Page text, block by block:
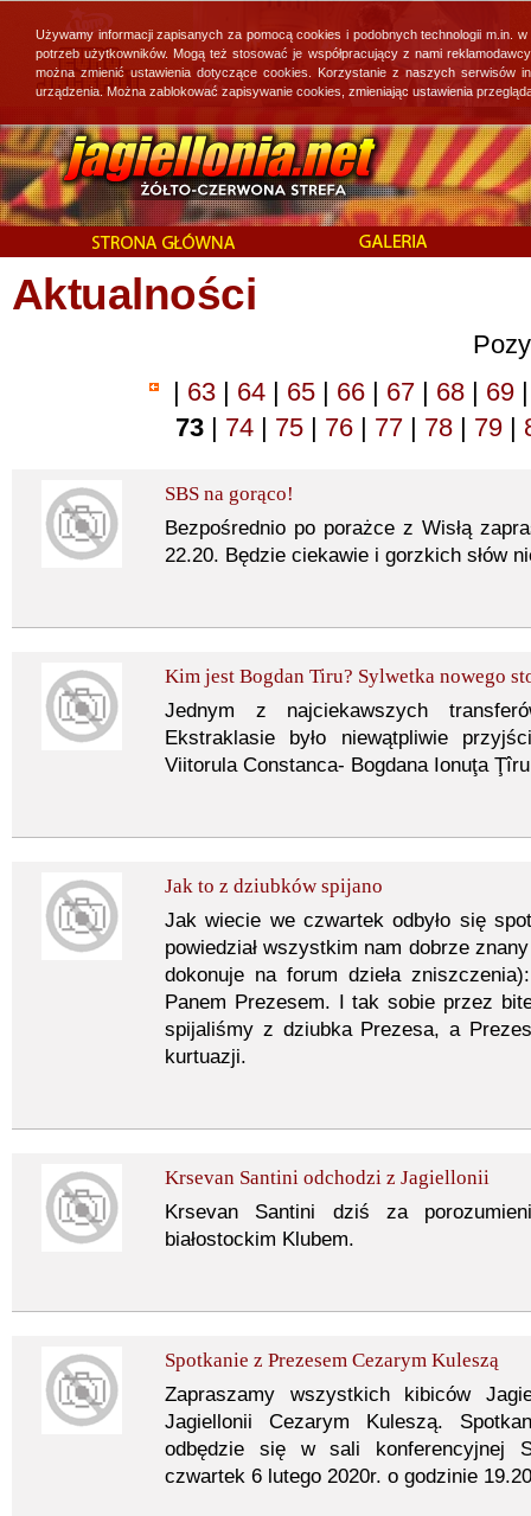
Aktualności
| 63 | 64 | 65 | 66 | 67 | 68 | 69 |
73 | 74 | 75 | 76 | 77 | 78 | 79 |
SBS na gorąco!
Bezpośrednio po porażce z Wisłą
22.20. Będzie ciekawie i gorzkich słów
Kim jest Bogdan Tiru? Sylwetka nowego
Jednym z najciekawszych
Ekstraklasie było niewątpliwie
Viitorula Constanca- Bogdana Ionuţa
Jak to z dziubków spijano
Jak wiecie we czwartek odbyło się
powiedział wszystkim nam dobrze
dokonuje na forum dzieła
Panem Prezesem. I tak sobie przez
spijaliśmy z dziubka Prezesa, a
kurtuazji.
Krsevan Santini odchodzi z Jagiellonii
Krsevan Santini dziś za
białostockim Klubem.
Spotkanie z Prezesem Cezarym Kuleszą
Zapraszamy wszystkich kibiców
Jagiellonii Cezarym Kuleszą.
odbędzie się w sali konferencyjnej
czwartek 6 lutego 2020r. o godzinie
Używamy informacji zapisanych za pomocą cookies i podobnych technologii
potrzeb użytkowników. Mogą też stosować je współpracujący z nami
można zmienić ustawienia dotyczące cookies. Korzystanie z naszych
urządzenia. Można zablokować zapisywanie cookies, zmieniając ustawienia